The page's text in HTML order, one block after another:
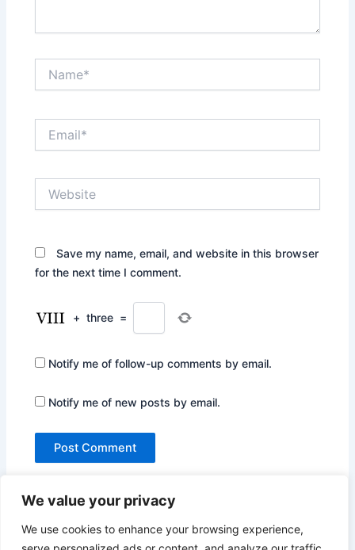
We value your privacy
We use cookies to enhance your browsing experience,
Save my name, email, and website in this browser
for the next time I comment.
+ three =
Notify me of follow-up comments by email.
Notify me of new posts by email.